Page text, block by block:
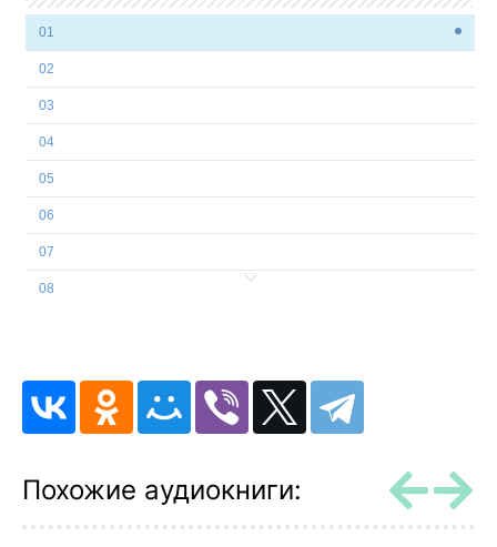
01
02
03
04
05
06
07
08
Похожие аудиокниги: